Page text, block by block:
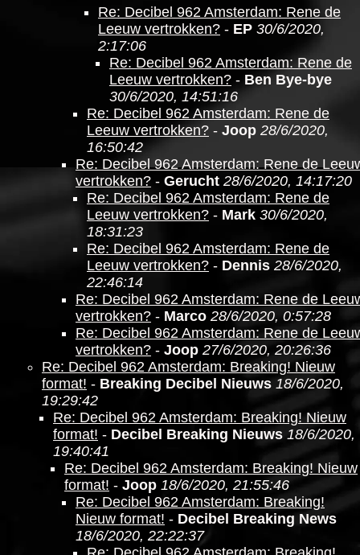
Re: Decibel 962 Amsterdam: Rene de
Leeuw vertrokken? - EP 30/6/2020,
2:17:06
Re: Decibel 962 Amsterdam: Rene de
Leeuw vertrokken? - Ben Bye-bye
30/6/2020, 14:51:16
Re: Decibel 962 Amsterdam: Rene de
Leeuw vertrokken? - Joop 28/6/2020,
16:50:42
Re: Decibel 962 Amsterdam: Rene de
vertrokken? - Gerucht 28/6/2020, 14:17:20
Re: Decibel 962 Amsterdam: Rene de
Leeuw vertrokken? - Mark 30/6/2020,
18:31:23
Re: Decibel 962 Amsterdam: Rene de
Leeuw vertrokken? - Dennis 28/6/2020,
22:46:14
Re: Decibel 962 Amsterdam: Rene de
vertrokken? - Marco 28/6/2020, 0:57:28
Re: Decibel 962 Amsterdam: Rene de
vertrokken? - Joop 27/6/2020, 20:26:36
Re: Decibel 962 Amsterdam: Breaking! Nieuw
format! - Breaking Decibel Nieuws 18/6/2020,
19:29:42
Re: Decibel 962 Amsterdam: Breaking! Nieuw
format! - Decibel Breaking Nieuws 18/6/2020,
19:40:41
Re: Decibel 962 Amsterdam: Breaking! Nieuw
format! - Joop 18/6/2020, 21:55:46
Re: Decibel 962 Amsterdam: Breaking!
Nieuw format! - Decibel Breaking News
18/6/2020, 22:22:37